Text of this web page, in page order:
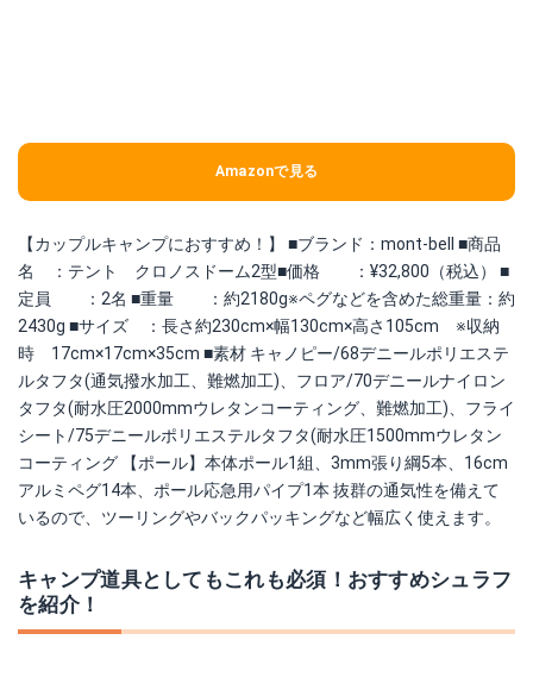
Amazonで見る
【カップルキャンプにおすすめ！】 ■ブランド：mont-bell ■商品
名 ：テント クロノスドーム2型■価格 ：¥32,800（税込） ■
定員 ：2名 ■重量 ：約2180g※ペグなどを含めた総重量：約
2430g ■サイズ ：長さ約230cm×幅130cm×高さ105cm ※収納
時 17cm×17cm×35cm ■素材 キャノピー/68デニールポリエステ
ルタフタ(通気撥水加工、難燃加工)、フロア/70デニールナイロン
タフタ(耐水圧2000mmウレタンコーティング、難燃加工)、フライ
シート/75デニールポリエステルタフタ(耐水圧1500mmウレタン
コーティング 【ポール】本体ポール1組、3mm張り綱5本、16cm
アルミペグ14本、ポール応急用パイプ1本 抜群の通気性を備えて
いるので、ツーリングやバックパッキングなど幅広く使えます。
キャンプ道具としてもこれも必須！おすすめシュラフ
を紹介！